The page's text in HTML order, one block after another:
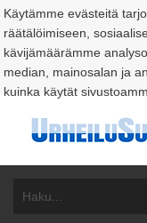
Käytämme evästeitä
räätälöimiseen,
kävijämäärämme
median, mainosalan ja
kuinka käytät